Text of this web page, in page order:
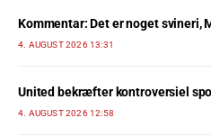
Kommentar: Det er noget svineri,
4. AUGUST 2026 13:31
United bekræfter kontroversiel
4. AUGUST 2026 12:58